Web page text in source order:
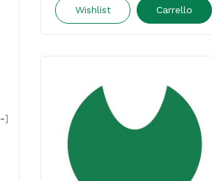
differenziata
portasacco
spessore
Wishlist Carrello
-]